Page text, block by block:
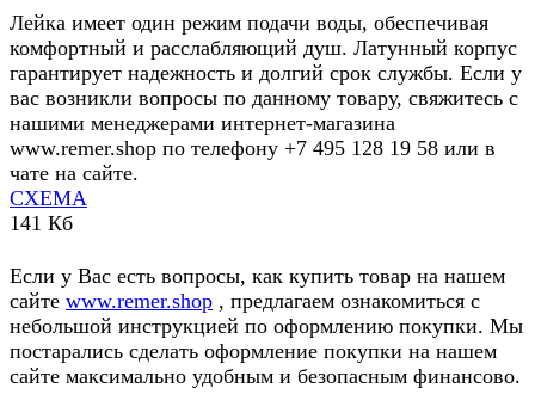
Лейка имеет один режим подачи воды, обеспечивая
комфортный и расслабляющий душ. Латунный корпус
гарантирует надежность и долгий срок службы. Если у
вас возникли вопросы по данному товару, свяжитесь с
нашими менеджерами интернет-магазина
www.remer.shop по телефону +7 495 128 19 58 или в
чате на сайте.
СХЕМА
141 Кб
Если у Вас есть вопросы, как купить товар на нашем
сайте www.remer.shop , предлагаем ознакомиться с
небольшой инструкцией по оформлению покупки. Мы
постарались сделать оформление покупки на нашем
сайте максимально удобным и безопасным финансово.